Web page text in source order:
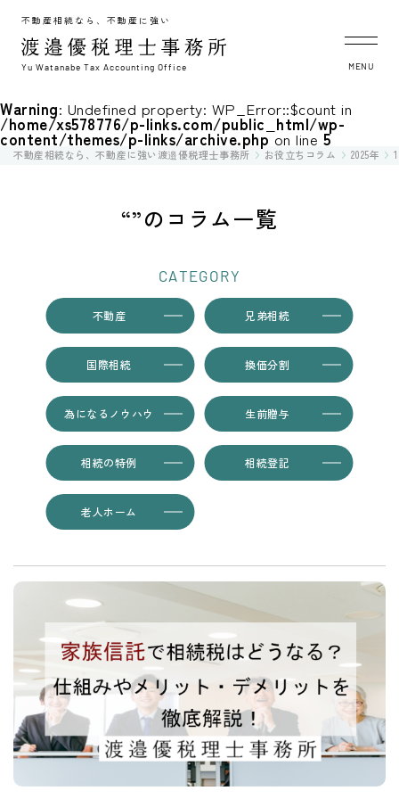
不動産相続なら、不動産に強い
Yu Watanabe Tax Accounting Office MENU
Warning: Undefined property: WP_Error::$count in
/home/xs578776/p-links.com/public_html/wp-
content/themes/p-links/archive.phpon line 5
不動産相続なら、不動産に強い渡邉優税理士事務所 お役立ちコラム 2025年
“”のコラム一覧
CATEGORY
不動産 兄弟相続
国際相続 換価分割
為になるノウハウ 生前贈与
相続の特例 相続登記
老人ホーム